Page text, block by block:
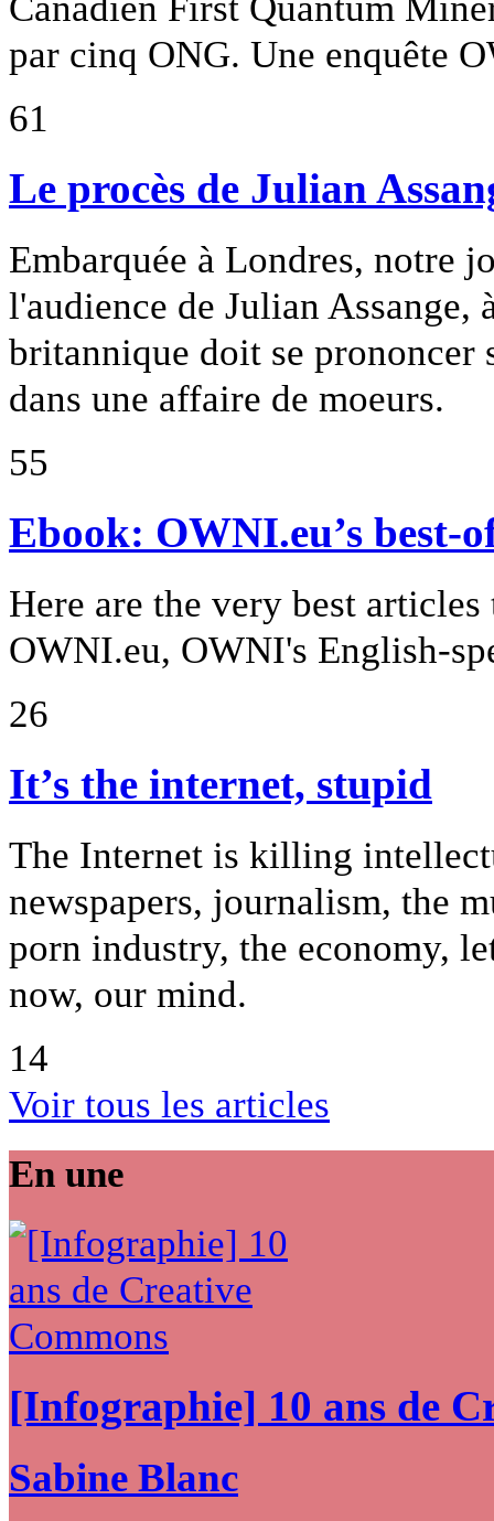
par cinq ONG. Une enquête
61
Le procès de Julian
Embarquée à Londres, notre
l'audience de Julian
britannique doit se prononcer
dans une affaire de moeurs.
55
Ebook: OWNI.eu’s best-
Here are the very best
OWNI.eu, OWNI's English-
26
It’s the internet, stupid
The Internet is killing
newspapers, journalism, the
porn industry, the economy,
now, our mind.
14
Voir tous les articles
En une
[Infographie] 10 ans de
Sabine Blanc